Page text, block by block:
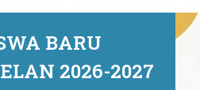
BARU
2026-2027